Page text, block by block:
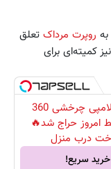
روپرت مرداک تعلق
کمیته‌ای برای
دوربین لامپی چرخشی 360
امروز حراج شد🔥
درب منزل
خرید سریع!